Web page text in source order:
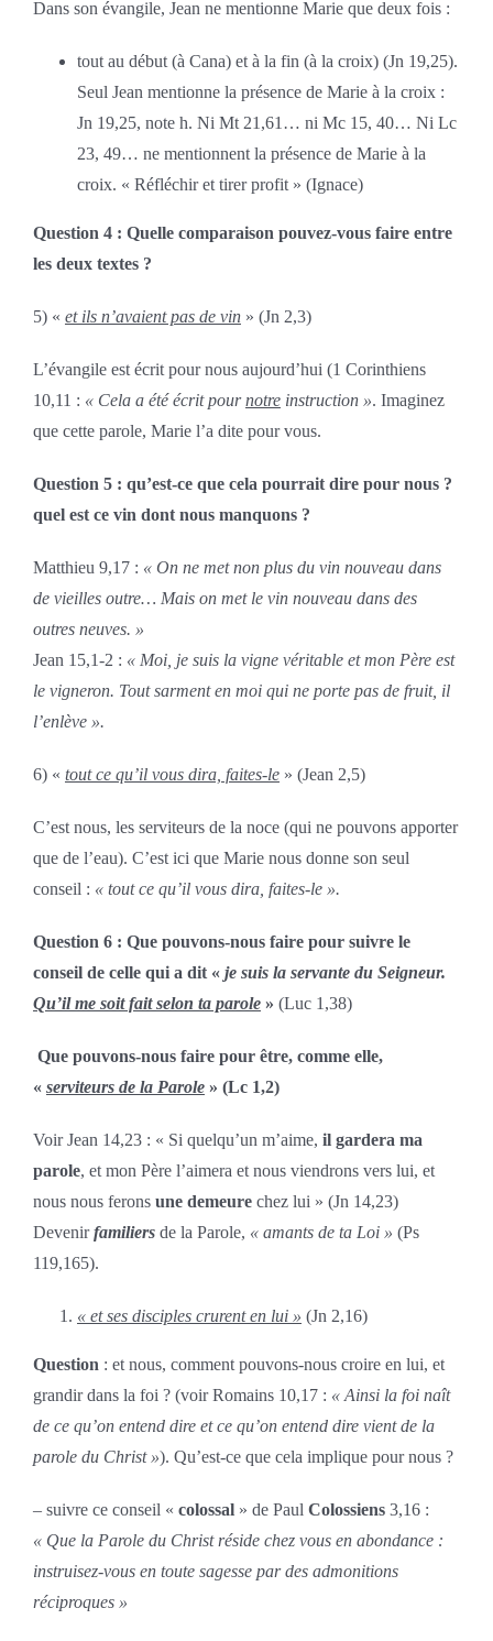
Dans son évangile, Jean ne mentionne Marie que deux fois :
tout au début (à Cana) et à la fin (à la croix) (Jn 19,25).
Seul Jean mentionne la présence de Marie à la croix :
Jn 19,25, note h. Ni Mt 21,61… ni Mc 15, 40… Ni Lc
23, 49… ne mentionnent la présence de Marie à la
croix. « Réfléchir et tirer profit » (Ignace)
Question 4 : Quelle comparaison pouvez-vous faire entre
les deux textes ?
5) « et ils n’avaient pas de vin» (Jn 2,3)
L’évangile est écrit pour nous aujourd’hui (1 Corinthiens
10,11 : « Cela a été écrit pournotreinstruction ». Imaginez
que cette parole, Marie l’a dite pour vous.
Question 5 : qu’est-ce que cela pourrait dire pour nous ?
quel est ce vin dont nous manquons ?
Matthieu 9,17 : « On ne met non plus du vin nouveau dans
de vieilles outre… Mais on met le vin nouveau dans des
outres neuves. »
Jean 15,1-2 : « Moi, je suis la vigne véritable et mon Père est
le vigneron. Tout sarment en moi qui ne porte pas de fruit, il
l’enlève ».
6) « tout ce qu’il vous dira, faites-le» (Jean 2,5)
C’est nous, les serviteurs de la noce (qui ne pouvons apporter
que de l’eau). C’est ici que Marie nous donne son seul
conseil : « tout ce qu’il vous dira, faites-le ».
Question 6 : Que pouvons-nous faire pour suivre le
conseil de celle qui a dit «je suis la servante du Seigneur.
Qu’il me soit fait selon ta parole» (Luc 1,38)
Que pouvons-nous faire pour être, comme elle,
« serviteurs de la Parole» (Lc 1,2)
Voir Jean 14,23 : « Si quelqu’un m’aime, il gardera ma
parole, et mon Père l’aimera et nous viendrons vers lui, et
nous nous ferons une demeurechez lui » (Jn 14,23)
Devenirfamiliersde la Parole, « amants de ta Loi » (Ps
119,165).
« et ses disciples crurent en lui » (Jn 2,16)
Question : et nous, comment pouvons-nous croire en lui, et
grandir dans la foi ? (voir Romains 10,17 : « Ainsi la foi naît
de ce qu’on entend dire et ce qu’on entend dire vient de la
parole du Christ »). Qu’est-ce que cela implique pour nous ?
– suivre ce conseil « colossal» de Paul Colossiens3,16 :
« Que la Parole du Christ réside chez vous en abondance :
instruisez-vous en toute sagesse par des admonitions
réciproques »